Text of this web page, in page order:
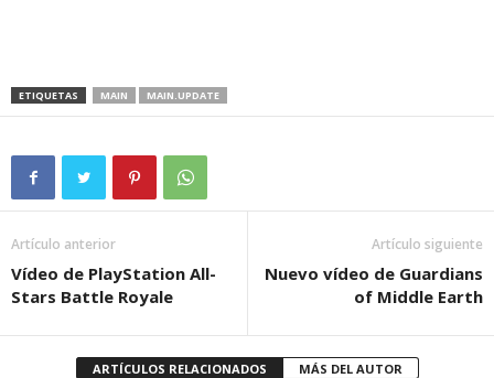
ETIQUETAS MAIN MAIN.UPDATE
Artículo anterior
Vídeo de PlayStation All-
Stars Battle Royale
Artículo siguiente
Nuevo vídeo de Guardians
of Middle Earth
ARTÍCULOS RELACIONADOS MÁS DEL AUTOR